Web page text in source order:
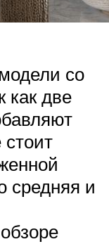
со
как две
средняя и